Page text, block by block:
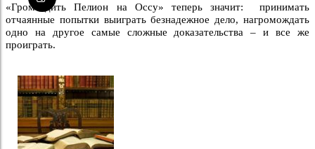
«Громоздить Пелион на Оссу» теперь значит: принимать
отчаянные попытки выиграть безнадежное дело, нагромождать
одно на другое самые сложные доказательства – и все же
проиграть.